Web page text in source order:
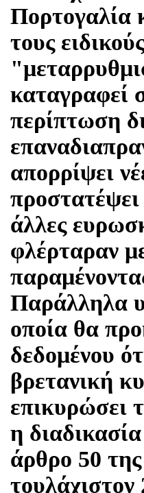
Πορτογαλία
τους
καταγραφεί
περίπτωση
απορρίψει
άλλες
φλέρταραν
Παράλληλα
οποία θα
δεδομένου
βρετανική
επικυρώσει
η
άρθρο 50